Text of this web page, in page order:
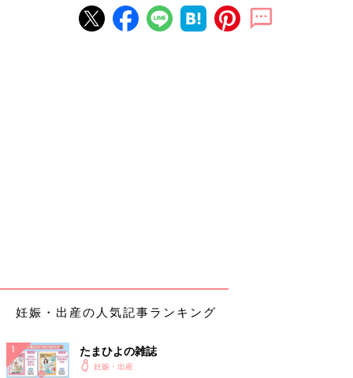
妊娠・出産の人気記事ランキング
たまひよの雑誌
妊娠・出産